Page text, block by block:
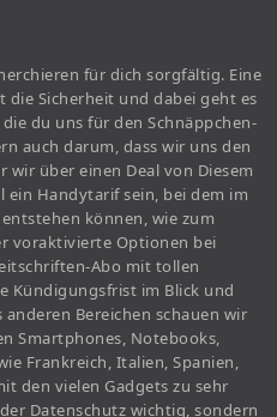
für dich sorgfältig. Eine
Sicherheit und dabei geht es
du uns für den Schnäppchen-
auch darum, dass wir uns den
wir über einen Deal von Diesem
ein Handytarif sein, bei dem im
können, wie zum
voraktivierte Optionen bei
Abo mit tollen
Kündigungsfrist im Blick und
Bereichen schauen wir
Smartphones, Notebooks,
Frankreich, Italien, Spanien,
den vielen Gadgets zu sehr
Datenschutz wichtig, sondern